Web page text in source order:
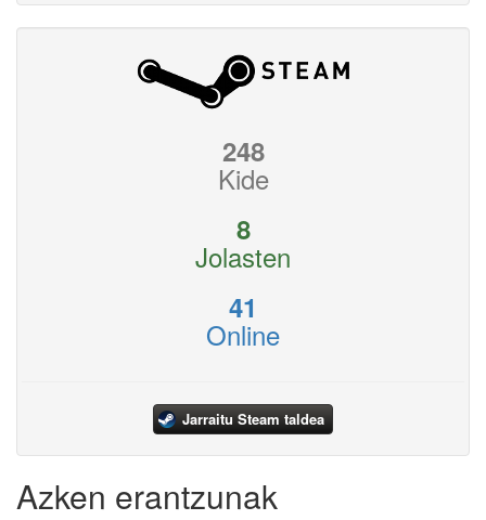
248
Kide
8
Jolasten
41
Online
Jarraitu Steam taldea
Azken erantzunak